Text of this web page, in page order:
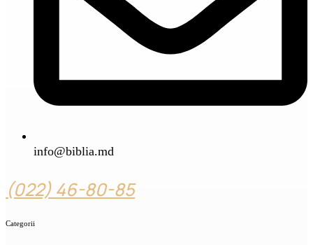
info@biblia.md
(022) 46-80-85
Categorii